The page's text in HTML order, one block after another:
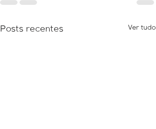
Posts recentes Ver tudo